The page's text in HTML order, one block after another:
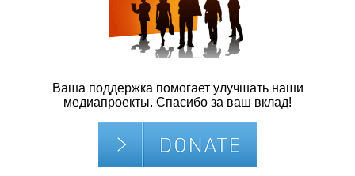
Ваша поддержка помогает улучшать наши
медиапроекты. Спасибо за ваш вклад!